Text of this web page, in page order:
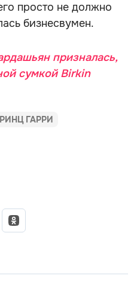
просто не должно
бизнесвумен.
призналась,
сумкой Birkin
ГАРРИ